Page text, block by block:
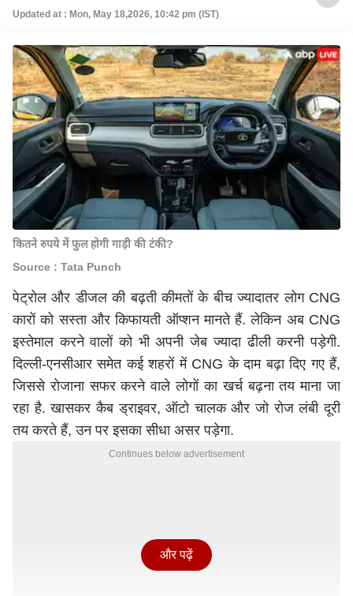
Updated at : Mon, May 18,2026, 10:42 pm (IST)
कितने रुपये में फुल होगी गाड़ी की टंकी?
Source : Tata Punch
पेट्रोल और डीजल की बढ़ती कीमतों के बीच ज्यादातर लोग CNG
कारों को सस्ता और किफायती ऑप्शन मानते हैं. लेकिन अब CNG
इस्तेमाल करने वालों को भी अपनी जेब ज्यादा ढीली करनी पड़ेगी.
दिल्ली-एनसीआर समेत कई शहरों में CNG के दाम बढ़ा दिए गए हैं,
जिससे रोजाना सफर करने वाले लोगों का खर्च बढ़ना तय माना जा
रहा है. खासकर कैब ड्राइवर, ऑटो चालक और जो रोज लंबी दूरी
तय करते हैं, उन पर इसका सीधा असर पड़ेगा.
Continues below advertisement
और पढ़ें